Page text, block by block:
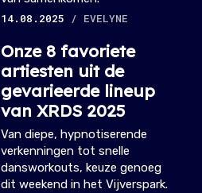
14.08.2025
/ EVELYNE
Onze 8 favoriete
artiesten uit de
gevarieerde lineup
van XRDS 2025
Van diepe, hypnotiserende
verkenningen tot snelle
dansworkouts, keuze genoeg
dit weekend in het Vijverspark.